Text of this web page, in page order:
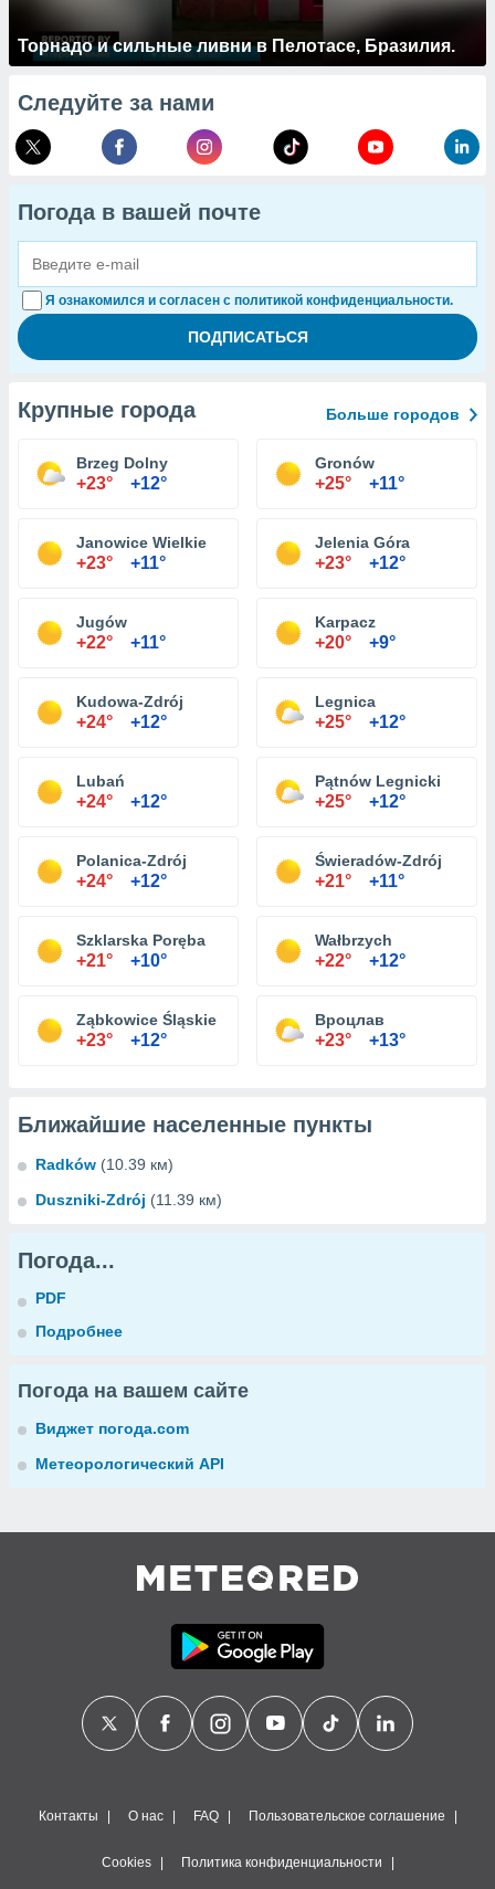
Торнадо и сильные ливни в Пелотасе, Бразилия.
Следуйте за нами
Погода в вашей почте
Я ознакомился и согласен с политикой конфиденциальности.
Крупные города Больше городов
Brzeg Dolny
+23° +12°
Gronów
+25° +11°
Janowice Wielkie
+23° +11°
Jelenia Góra
+23° +12°
Jugów
+22° +11°
Karpacz
+20° +9°
Kudowa-Zdrój
+24° +12°
Legnica
+25° +12°
Lubań
+24° +12°
Pątnów Legnicki
+25° +12°
Polanica-Zdrój
+24° +12°
Świeradów-Zdrój
+21° +11°
Szklarska Poręba
+21° +10°
Wałbrzych
+22° +12°
Ząbkowice Śląskie
+23° +12°
Вроцлав
+23° +13°
Ближайшие населенные пункты
Radków (10.39 км)
Duszniki-Zdrój (11.39 км)
Погода...
PDF
Подробнее
Погода на вашем сайте
Виджет погода.com
Метеорологический API
Контакты О нас FAQ Пользовательское соглашение
Cookies Политика конфиденциальности